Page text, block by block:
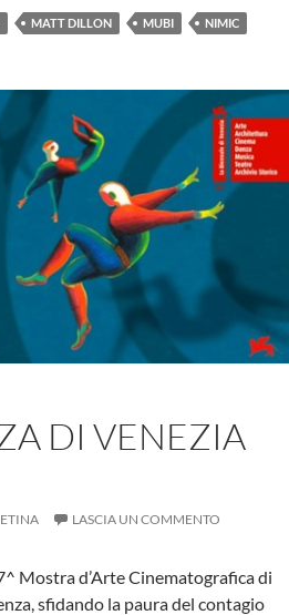
MATT DILLON MUBI NIMIC
DI VENEZIA
LASCIA UN COMMENTO
Mostra d’Arte Cinematografica di
sfidando la paura del contagio